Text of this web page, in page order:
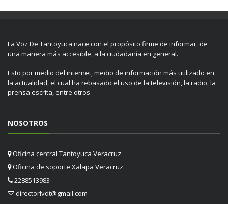
La Voz De Tantoyuca nace con el propósito firme de informar, de
una manera más accesible, a la ciudadanía en general.
Esto por medio del internet, medio de información más utilizado en
la actualidad, el cual ha rebasado el uso de la televisión, la radio, la
prensa escrita, entre otros.
NOSOTROS
Oficina central Tantoyuca Veracruz.
Oficina de soporte Xalapa Veracruz.
2288513983
directorlvdt@gmail.com